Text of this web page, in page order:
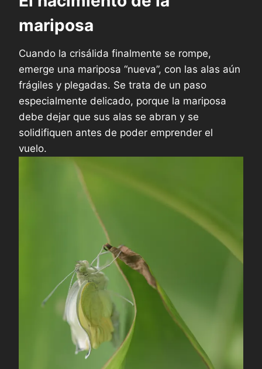
mariposa
Cuando la crisálida finalmente se rompe,
emerge una mariposa “nueva”, con las alas aún
frágiles y plegadas. Se trata de un paso
especialmente delicado, porque la mariposa
debe dejar que sus alas se abran y se
solidifiquen antes de poder emprender el
vuelo.